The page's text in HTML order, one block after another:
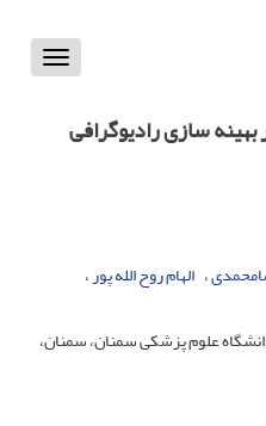
Toggle
سازی رادیوگرافی
الهام روح الله پور
علوم پزشکی سمنان، سمنان،